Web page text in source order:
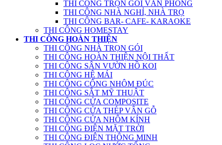
THI CÔNG TRỌN GÓI VĂN PHÒNG
THI CÔNG NHÀ NGHỈ, NHÀ TRỌ
THI CÔNG BAR- CAFE- KARAOKE
THI CÔNG HOMESTAY
THI CÔNG HOÀN THIỆN
THI CÔNG NHÀ TRỌN GÓI
THI CÔNG HOÀN THIỆN NỘI THẤT
THI CÔNG SÂN VƯỜN HỒ KOI
THI CÔNG HỆ MÁI
THI CÔNG CỔNG NHÔM ĐÚC
THI CÔNG SẮT MỸ THUẬT
THI CÔNG CỬA COMPOSITE
THI CÔNG CỬA THÉP VÂN GỖ
THI CÔNG CỬA NHÔM KÍNH
THI CÔNG ĐIỆN MẶT TRỜI
THI CÔNG ĐIỆN THÔNG MINH